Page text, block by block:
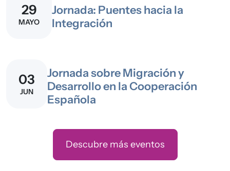
29
MAYO
Jornada: Puentes hacia la
Integración
03
JUN
Jornada sobre Migración y
Desarrollo en la Cooperación
Española
Descubre más eventos